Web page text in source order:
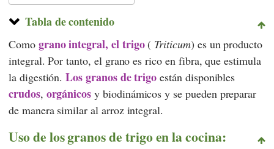
Tabla de contenido
Como grano integral, el trigo( Triticum) es un producto
integral. Por tanto, el grano es rico en fibra, que estimula
la digestión.Los granos de trigo están disponibles
crudos, orgánicos y biodinámicos y se pueden preparar
de manera similar al arroz integral.
Uso de los granos de trigo en la cocina: